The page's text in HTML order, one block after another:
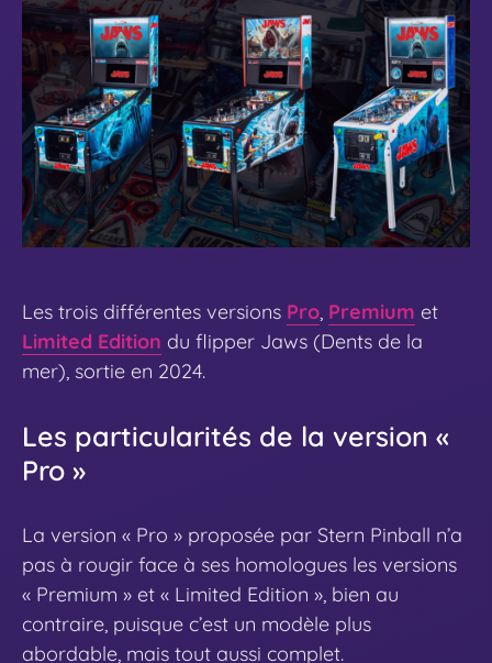
Les trois différentes versions Pro, Premium et
Limited Edition du flipper Jaws (Dents de la
mer), sortie en 2024.
Les particularités de la version «
Pro »
La version « Pro » proposée par Stern Pinball n’a
pas à rougir face à ses homologues les versions
« Premium » et « Limited Edition », bien au
contraire, puisque c’est un modèle plus
abordable, mais tout aussi complet.